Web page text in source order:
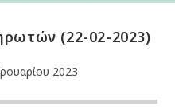
(22-02-2023)
2023